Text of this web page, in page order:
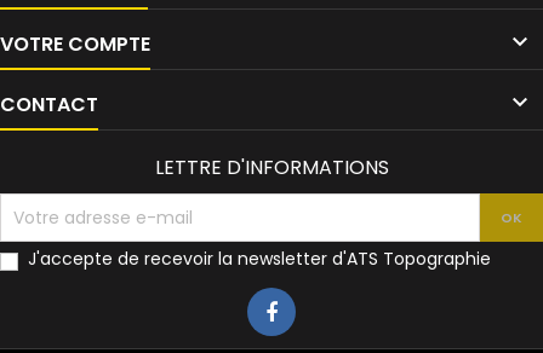
VOTRE COMPTE 
CONTACT 
LETTRE D'INFORMATIONS
J'accepte de recevoir la newsletter d'ATS Topographie